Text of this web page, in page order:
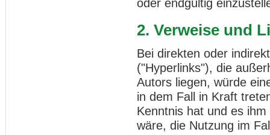
oder endgültig
2. Verweise und
Bei direkten oder
("Hyperlinks"), die
Autors liegen, würde
in dem Fall in Kraft
Kenntnis hat und es
wäre, die Nutzung im